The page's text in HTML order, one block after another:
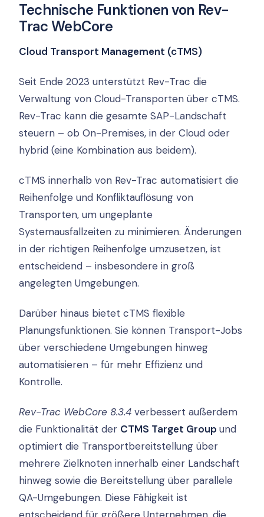
Technische Funktionen von Rev-
Trac WebCore
Cloud Transport Management (cTMS)
Seit Ende 2023 unterstützt Rev-Trac die
Verwaltung von Cloud-Transporten über cTMS.
Rev-Trac kann die gesamte SAP-Landschaft
steuern – ob On-Premises, in der Cloud oder
hybrid (eine Kombination aus beidem).
cTMS innerhalb von Rev-Trac automatisiert die
Reihenfolge und Konfliktauflösung von
Transporten, um ungeplante
Systemausfallzeiten zu minimieren. Änderungen
in der richtigen Reihenfolge umzusetzen, ist
entscheidend – insbesondere in groß
angelegten Umgebungen.
Darüber hinaus bietet cTMS flexible
Planungsfunktionen. Sie können Transport-Jobs
über verschiedene Umgebungen hinweg
automatisieren – für mehr Effizienz und
Kontrolle.
Rev-Trac WebCore 8.3.4 verbessert außerdem
die Funktionalität der CTMS Target Group und
optimiert die Transportbereitstellung über
mehrere Zielknoten innerhalb einer Landschaft
hinweg sowie die Bereitstellung über parallele
QA-Umgebungen. Diese Fähigkeit ist